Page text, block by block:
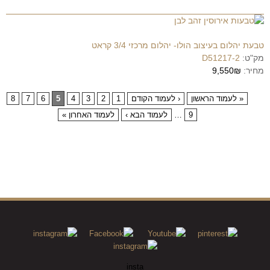
טבעת יהלום בעיצוב הולו- יהלום מרכזי 3/4 קראט
מק"ט: D51217-2
מחיר: 9,550₪
« לעמוד הראשון ‹ לעמוד הקודם 1
2
3
4
5
6
7
8
9
… לעמוד הבא › לעמוד האחרון »
insta